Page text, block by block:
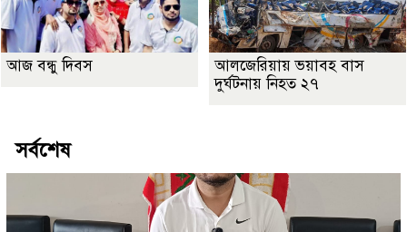
আজ বন্ধু দিবস
আলজেরিয়ায় ভয়াবহ বাস
দুর্ঘটনায় নিহত ২৭
সর্বশেষ